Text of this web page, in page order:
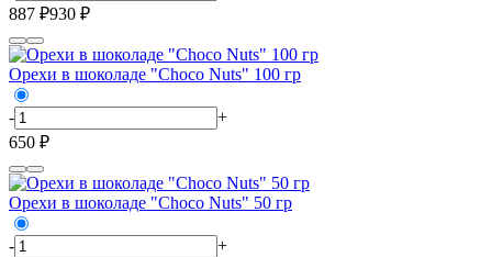
887 ₽930 ₽
Орехи в шоколаде "Choco Nuts" 100 гр
-
+
650 ₽
Орехи в шоколаде "Choco Nuts" 50 гр
-
+